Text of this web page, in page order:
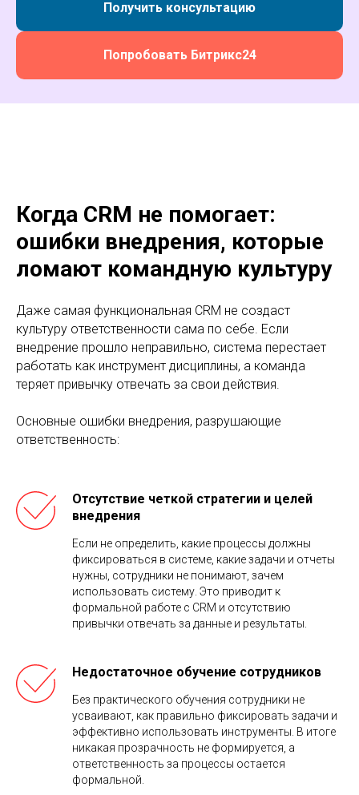
Получить консультацию
Попробовать Битрикс24
Когда CRM не помогает:
ошибки внедрения, которые
ломают командную культуру
Даже самая функциональная CRM не создаст
культуру ответственности сама по себе. Если
внедрение прошло неправильно, система перестает
работать как инструмент дисциплины, а команда
теряет привычку отвечать за свои действия.
Основные ошибки внедрения, разрушающие
ответственность:
Отсутствие четкой стратегии и целей
внедрения
Если не определить, какие процессы должны
фиксироваться в системе, какие задачи и отчеты
нужны, сотрудники не понимают, зачем
использовать систему. Это приводит к
формальной работе с CRM и отсутствию
привычки отвечать за данные и результаты.
Недостаточное обучение сотрудников
Без практического обучения сотрудники не
усваивают, как правильно фиксировать задачи и
эффективно использовать инструменты. В итоге
никакая прозрачность не формируется, а
ответственность за процессы остается
формальной.